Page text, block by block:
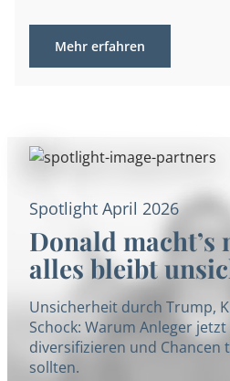
Mehr erfahren
Donald macht’s
alles bleibt
Spotlight April 2026
Unsicherheit durch Trump,
Schock: Warum Anleger
diversifizieren und
sollten.